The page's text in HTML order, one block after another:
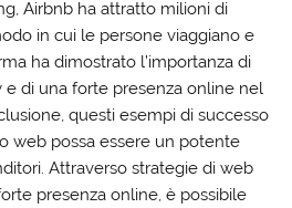
Airbnb ha attratto milioni di
in cui le persone viaggiano e
ha dimostrato l’importanza di
di una forte presenza online nel
questi esempi di successo
web possa essere un potente
Attraverso strategie di web
presenza online, è possibile